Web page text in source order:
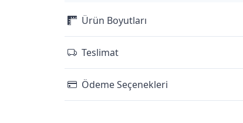
Ürün Boyutları
Teslimat
Ödeme Seçenekleri